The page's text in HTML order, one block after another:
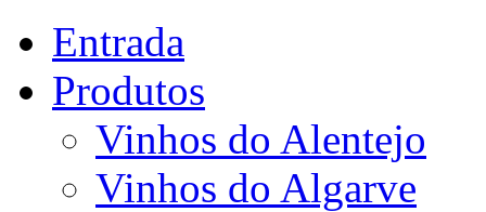
Entrada
Produtos
Vinhos do Alentejo
Vinhos do Algarve